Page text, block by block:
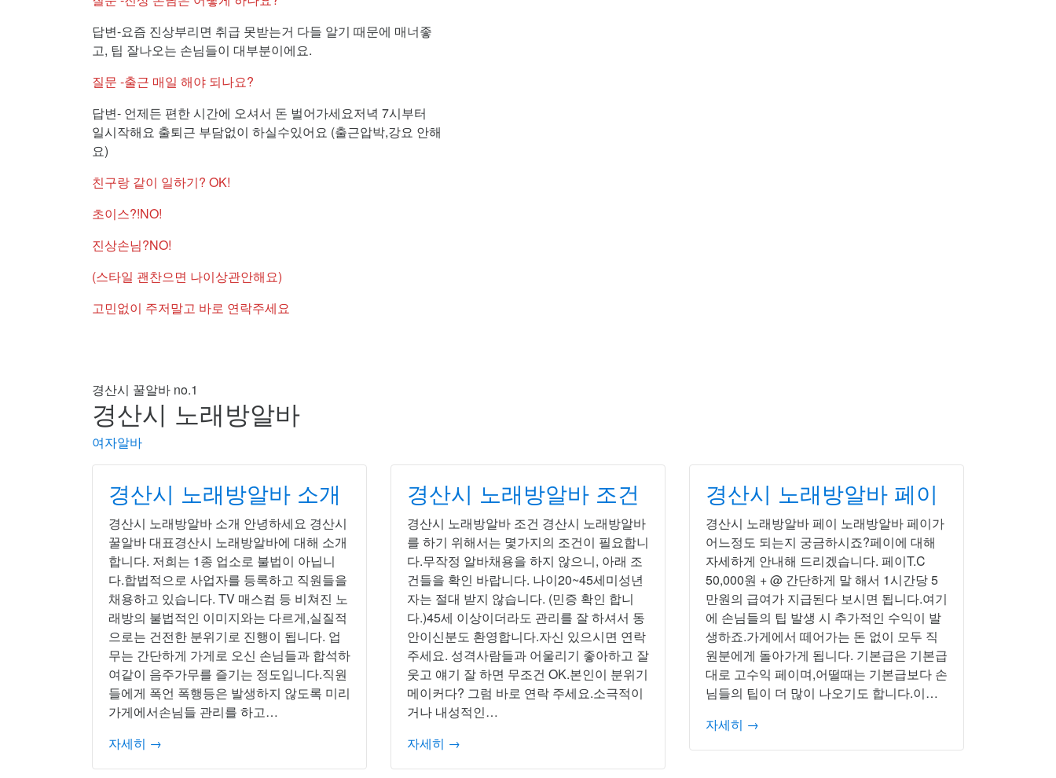
답변-요즘 진상부리면 취급 못받는거 다들 알기 때문에 매너좋
고, 팁 잘나오는 손님들이 대부분이에요.
질문 -출근 매일 해야 되나요?
답변- 언제든 편한 시간에 오셔서 돈 벌어가세요저녁 7시부터
일시작해요 출퇴근 부담없이 하실수있어요 (출근압박,강요 안해
요)
친구랑 같이 일하기? OK!
초이스?!NO!
진상손님?NO!
(스타일 괜찬으면 나이상관안해요)
고민없이 주저말고 바로 연락주세요
경산시 꿀알바 no.1
경산시 노래방알바
여자알바
경산시 노래방알바 소개
경산시 노래방알바 소개 안녕하세요 경산시
꿀알바 대표경산시 노래방알바에 대해 소개
합니다. 저희는 1종 업소로 불법이 아닙니
다.합법적으로 사업자를 등록하고 직원들을
채용하고 있습니다. TV 매스컴 등 비쳐진 노
래방의 불법적인 이미지와는 다르게,실질적
으로는 건전한 분위기로 진행이 됩니다. 업
무는 간단하게 가게로 오신 손님들과 합석하
여같이 음주가무를 즐기는 정도입니다.직원
들에게 폭언 폭행등은 발생하지 않도록 미리
가게에서손님들 관리를 하고…
자세히 →
경산시 노래방알바 조건
경산시 노래방알바 조건 경산시 노래방알바
를 하기 위해서는 몇가지의 조건이 필요합니
다.무작정 알바채용을 하지 않으니, 아래 조
건들을 확인 바랍니다. 나이20~45세미성년
자는 절대 받지 않습니다. (민증 확인 합니
다.)45세 이상이더라도 관리를 잘 하셔서 동
안이신분도 환영합니다.자신 있으시면 연락
주세요. 성격사람들과 어울리기 좋아하고 잘
웃고 얘기 잘 하면 무조건 OK.본인이 분위기
메이커다? 그럼 바로 연락 주세요.소극적이
거나 내성적인…
자세히 →
경산시 노래방알바 페이
경산시 노래방알바 페이 노래방알바 페이가
어느정도 되는지 궁금하시죠?페이에 대해
자세하게 안내해 드리겠습니다. 페이T.C
50,000원 + @ 간단하게 말 해서 1시간당 5
만원의 급여가 지급된다 보시면 됩니다.여기
에 손님들의 팁 발생 시 추가적인 수익이 발
생하죠.가게에서 떼어가는 돈 없이 모두 직
원분에게 돌아가게 됩니다. 기본급은 기본급
대로 고수익 페이며,어떨때는 기본급보다 손
님들의 팁이 더 많이 나오기도 합니다.이…
자세히 →